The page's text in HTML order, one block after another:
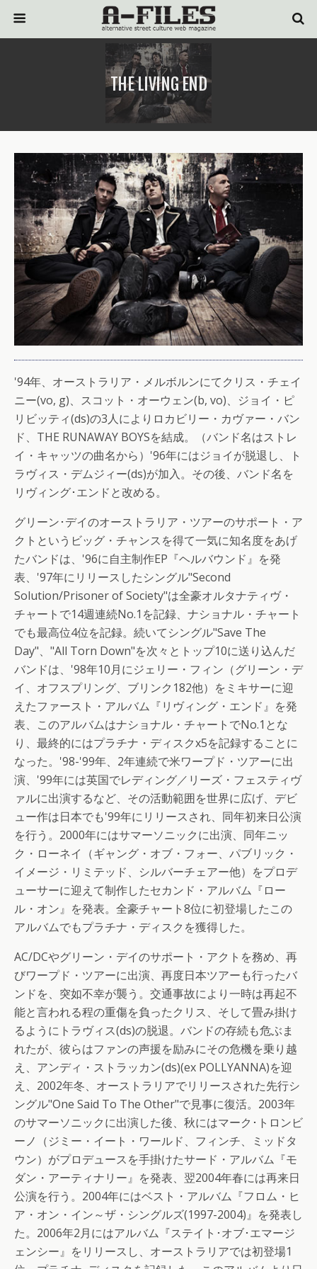
THE LIVING END
'94年、オーストラリア・メルボルンにてクリス・チェイ
ニー(vo, g)、スコット・オーウェン(b, vo)、ジョイ・ピ
リビッティ(ds)の3人によりロカビリー・カヴァー・バン
ド、THE RUNAWAY BOYSを結成。（バンド名はストレ
イ・キャッツの曲名から）'96年にはジョイが脱退し、ト
ラヴィス・デムジィー(ds)が加入。その後、バンド名を
リヴィング･エンドと改める。
グリーン･デイのオーストラリア・ツアーのサポート・ア
クトというビッグ・チャンスを得て一気に知名度をあげ
たバンドは、'96に自主制作EP『ヘルバウンド』を発
表、'97年にリリースしたシングル"Second
Solution/Prisoner of Society"は全豪オルタナティヴ・
チャートで14週連続No.1を記録、ナショナル・チャート
でも最高位4位を記録。続いてシングル"Save The
Day"、"All Torn Down"を次々とトップ10に送り込んだ
バンドは、'98年10月にジェリー・フィン（グリーン・デ
イ、オフスプリング、ブリンク182他）をミキサーに迎
えたファースト・アルバム『リヴィング・エンド』を発
表、このアルバムはナショナル・チャートでNo.1とな
り、最終的にはプラチナ・ディスクx5を記録することに
なった。'98-'99年、2年連続で米ワープド・ツアーに出
演、'99年には英国でレディング／リーズ・フェスティヴ
ァルに出演するなど、その活動範囲を世界に広げ、デビ
ュー作は日本でも'99年にリリースされ、同年初来日公演
を行う。2000年にはサマーソニックに出演、同年ニッ
ク・ローネイ（ギャング・オブ・フォー、パブリック・
イメージ・リミテッド、シルバーチェアー他）をプロデ
ューサーに迎えて制作したセカンド・アルバム『ロー
ル・オン』を発表。全豪チャート8位に初登場したこの
アルバムでもプラチナ・ディスクを獲得した。
AC/DCやグリーン・デイのサポート・アクトを務め、再
びワープド・ツアーに出演、再度日本ツアーも行ったバ
ンドを、突如不幸が襲う。交通事故により一時は再起不
能と言われる程の重傷を負ったクリス、そして畳み掛け
るようにトラヴィス(ds)の脱退。バンドの存続も危ぶま
れたが、彼らはファンの声援を励みにその危機を乗り越
え、アンディ・ストラッカン(ds)(ex POLLYANNA)を迎
え、2002年冬、オーストラリアでリリースされた先行シ
ングル"One Said To The Other"で見事に復活。2003年
のサマーソニックに出演した後、秋にはマーク･トロンビ
ーノ（ジミー・イート・ワールド、フィンチ、ミッドタ
ウン）がプロデュースを手掛けたサード・アルバム『モ
ダン・アーティナリー』を発表、翌2004年春には再来日
公演を行う。2004年にはベスト・アルバム『フロム・ヒ
ア・オン・イン～ザ・シングルズ(1997-2004)』を発表し
た。2006年2月にはアルバム『ステイト･オブ･エマージ
ェンシー』をリリースし、オーストラリアでは初登場1